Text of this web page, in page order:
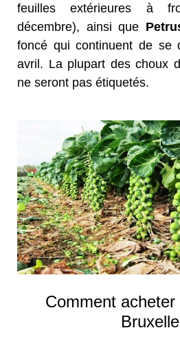
feuilles extérieures à
décembre), ainsi que
foncé qui continuent de se
avril. La plupart des choux
ne seront pas étiquetés.
Comment